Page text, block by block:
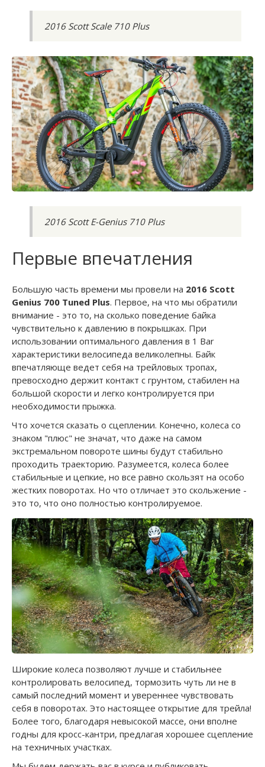
2016 Scott Scale 710 Plus
2016 Scott E-Genius 710 Plus
Первые впечатления
Большую часть времени мы провели на 2016 Scott
Genius 700 Tuned Plus. Первое, на что мы обратили
внимание - это то, на сколько поведение байка
чувствительно к давлению в покрышках. При
использовании оптимального давления в 1 Bar
характеристики велосипеда великолепны. Байк
впечатляюще ведет себя на трейловых тропах,
превосходно держит контакт с грунтом, стабилен на
большой скорости и легко контролируется при
необходимости прыжка.
Что хочется сказать о сцеплении. Конечно, колеса со
знаком "плюс" не значат, что даже на самом
экстремальном повороте шины будут стабильно
проходить траекторию. Разумеется, колеса более
стабильные и цепкие, но все равно скользят на особо
жестких поворотах. Но что отличает это скольжение -
это то, что оно полностью контролируемое.
Широкие колеса позволяют лучше и стабильнее
контролировать велосипед, тормозить чуть ли не в
самый последний момент и увереннее чувствовать
себя в поворотах. Это настоящее открытие для трейла!
Более того, благодаря невысокой массе, они вполне
годны для кросс-кантри, предлагая хорошее сцепление
на техничных участках.